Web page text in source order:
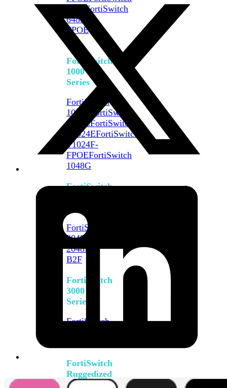
FortiSwitch
648F-
FPOE
FortiSwitch
1000
Series
FortiSwitch
1024E
FortiSwitch
1048EFortiSwitch
T1024EFortiSwitch
T1024F-
FPOEFortiSwitch
1048G
FortiSwitch
FortiSwitch
2048F
2048F-
B2F
FortiSwitch
3000
Series
FortiSwitch
FortiSwitch
Ruggedized